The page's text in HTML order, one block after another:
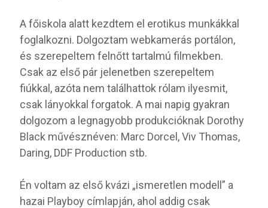
A főiskola alatt kezdtem el erotikus munkákkal
foglalkozni. Dolgoztam webkamerás portálon,
és szerepeltem felnőtt tartalmú filmekben.
Csak az első pár jelenetben szerepeltem
fiúkkal, azóta nem találhattok rólam ilyesmit,
csak lányokkal forgatok. A mai napig gyakran
dolgozom a legnagyobb produkcióknak Dorothy
Black művésznéven: Marc Dorcel, Viv Thomas,
Daring, DDF Production stb.
Én voltam az első kvázi „ismeretlen modell” a
hazai Playboy címlapján, ahol addig csak